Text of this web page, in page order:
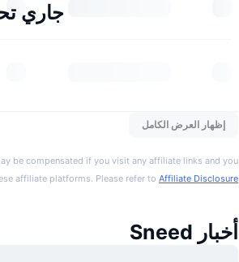
جاري
إظهار العرض الكامل
be compensated if you visit any affiliate links and you
affiliate platforms. Please refer to Affiliate Disclosure
أخبار Sneed